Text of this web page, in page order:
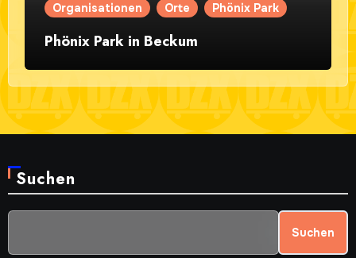
Organisationen
Orte Phönix Park
Phönix Park in Beckum
Suchen
Suchen